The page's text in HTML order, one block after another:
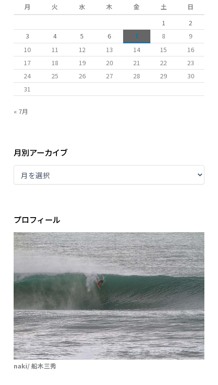
月
火 水 木 金 土
日
1
2
3
4 5 6 7 8
9
10
11 12 13 14 15
16
17
18 19 20 21 22
23
24
25 26 27 28 29
30
31
« 7月
月別アーカイブ
プロフィール
naki/ 船木三秀